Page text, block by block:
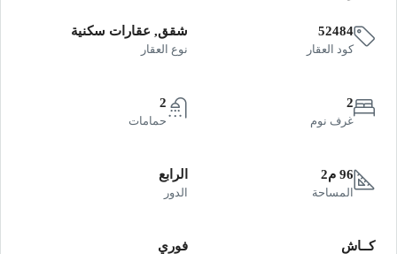
52484
كود العقار
شقق, عقارات سكنية
نوع العقار
2
غرف نوم
2
حمامات
96 م2
المساحة
الرابع
الدور
كــاش فوري